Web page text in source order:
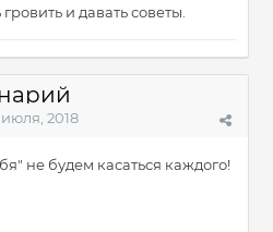
и давать советы.
2018
не будем касаться каждого!